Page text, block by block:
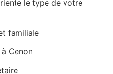
le type de votre
familiale
Cenon